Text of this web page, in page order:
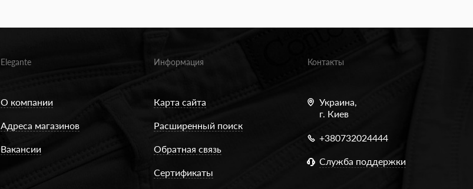
Elegante
О компании
Адреса магазинов
Вакансии
Информация
Карта сайта
Расширенный поиск
Обратная связь
Сертификаты
Контакты
Украина,
г. Киев
+380732024444
Служба поддержки